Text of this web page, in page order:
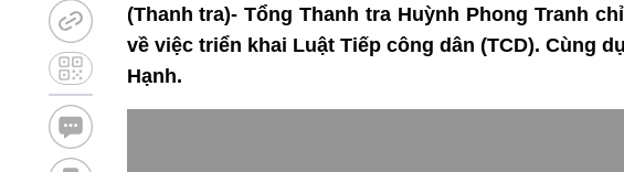
(Thanh tra)- Tổng Thanh tra Huỳnh Phong Tranh
về việc triển khai Luật Tiếp công dân (TCD). Cùng
Hạnh.